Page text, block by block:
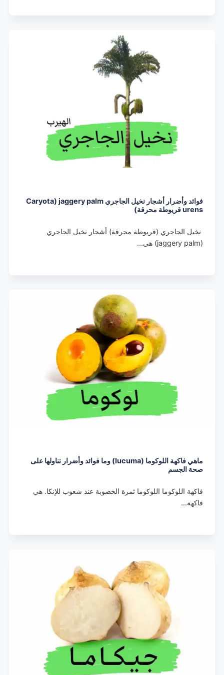
فوائد وأضرار أشجار نخيل الجاجري jaggery palm (Caryota
urens قريوطة محرقة)
نخيل الجاجري (قريوطة محرقة) أشجار نخيل الجاجري
(jaggery palm) هي…
ماهي فاكهة اللوكوما (lucuma) وما فوائد وأضرار تناولها على
صحة الجسم
فاكهة اللوكوما اللوكوما ثمرة الخصوبة عند شعوب للإنكا. هي
فاكهة…